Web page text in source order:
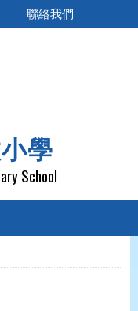
學
School
聯絡我們